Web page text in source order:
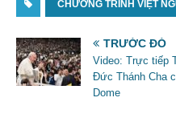
c
e
b
o
itt
er
ai
l
ar
e
CHƯƠNG TRÌNH VIỆT
TRƯỚC ĐÓ
Video: Trực tiếp
Đức Thánh Cha
Dome